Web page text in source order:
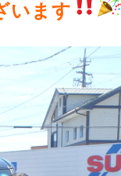
います